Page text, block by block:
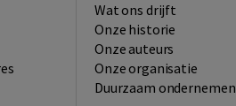
Wat ons drijft
Onze historie
Onze auteurs
Onze organisatie
Duurzaam ondernemen